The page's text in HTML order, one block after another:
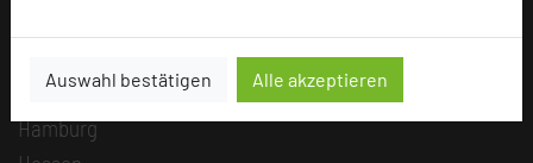
Auswahl bestätigen Alle akzeptieren
Bremen
Hamburg